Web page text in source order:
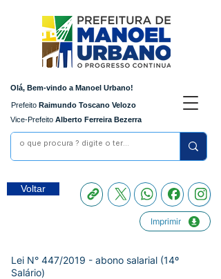
Olá, Bem-vindo a Manoel Urbano!
Prefeito Raimundo Toscano Velozo
Vice-Prefeito Alberto Ferreira Bezerra
Voltar
Imprimir
Lei N° 447/2019 - abono salarial (14º
Salário)